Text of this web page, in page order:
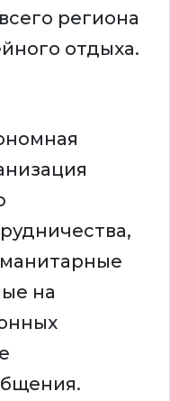
региона
отдыха.
на